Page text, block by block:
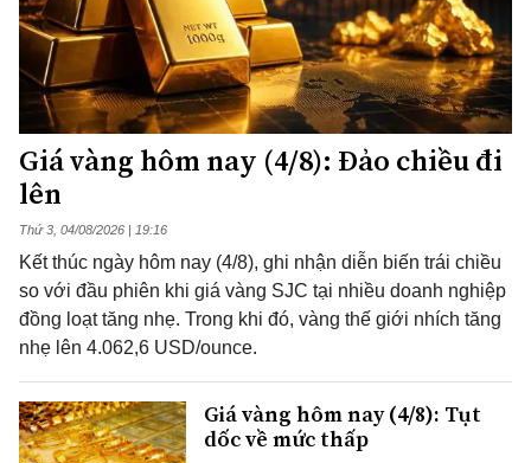
Giá vàng hôm nay (4/8): Đảo chiều đi
lên
Thứ 3, 04/08/2026 | 19:16
Kết thúc ngày hôm nay (4/8), ghi nhận diễn biến trái chiều
so với đầu phiên khi giá vàng SJC tại nhiều doanh nghiệp
đồng loạt tăng nhẹ. Trong khi đó, vàng thế giới nhích tăng
nhẹ lên 4.062,6 USD/ounce.
Giá vàng hôm nay (4/8): Tụt
dốc về mức thấp